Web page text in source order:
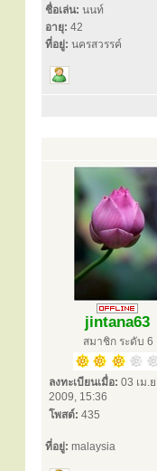
ชื่อเล่น: นนท์
อายุ: 42
ที่อยู่: นครสวรรค์
jintana63
สมาชิก ระดับ 6
ลงทะเบียนเมื่อ: 03 เม.
2009, 15:36
โพสต์: 435
ที่อยู่: malaysia